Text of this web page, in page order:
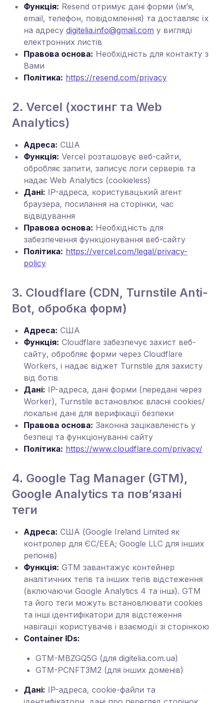
Функція: Resend отримує дані форми (ім’я,
email, телефон, повідомлення) та доставляє їх
на адресу digitelia.info@gmail.com у вигляді
електронних листів
Правова основа: Необхідність для контакту з
Вами
Політика: https://resend.com/privacy
2. Vercel (хостинг та Web
Analytics)
Адреса: США
Функція: Vercel розташовує веб-сайти,
обробляє запити, записує логи серверів та
надає Web Analytics (cookieless)
Дані: IP-адреса, користувацький агент
браузера, посилання на сторінки, час
відвідування
Правова основа: Необхідність для
забезпечення функціонування веб-сайту
Політика: https://vercel.com/legal/privacy-
policy
3. Cloudflare (CDN, Turnstile Anti-
Bot, обробка форм)
Адреса: США
Функція: Cloudflare забезпечує захист веб-
сайту, обробляє форми через Cloudflare
Workers, і надає віджет Turnstile для захисту
від ботів
Дані: IP-адреса, дані форми (передані через
Worker), Turnstile встановлює власні cookies/
локальні дані для верифікації безпеки
Правова основа: Законна зацікавленість у
безпеці та функціонуванні сайту
Політика: https://www.cloudflare.com/privacy/
4. Google Tag Manager (GTM),
Google Analytics та пов’язані
теги
Адреса: США (Google Ireland Limited як
контролер для ЄС/ЕЕА; Google LLC для інших
регіонів)
Функція: GTM завантажує контейнер
аналітичних тегів та інших тегів відстеження
(включаючи Google Analytics 4 та інші). GTM
та його теги можуть встановлювати cookies
та інші ідентифікатори для відстеження
навігації користувачів і взаємодії зі сторінкою
Container IDs:
GTM-MBZGQ5G (для digitelia.com.ua)
GTM-PCNFT3M2 (для інших доменів)
Дані: IP-адреса, cookie-файли та